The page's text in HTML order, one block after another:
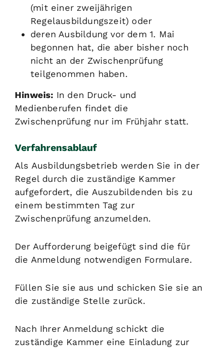
(mit einer zweijährigen
Regelausbildungszeit) oder
deren Ausbildung vor dem 1. Mai
begonnen hat, die aber bisher noch
nicht an der Zwischenprüfung
teilgenommen haben.
Hinweis: In den Druck- und
Medienberufen findet die
Zwischenprüfung nur im Frühjahr statt.
Verfahrensablauf
Als Ausbildungsbetrieb werden Sie in der
Regel durch die zuständige Kammer
aufgefordert, die Auszubildenden bis zu
einem bestimmten Tag zur
Zwischenprüfung anzumelden.
Der Aufforderung beigefügt sind die für
die Anmeldung notwendigen Formulare.
Füllen Sie sie aus und schicken Sie sie an
die zuständige Stelle zurück.
Nach Ihrer Anmeldung schickt die
zuständige Kammer eine Einladung zur